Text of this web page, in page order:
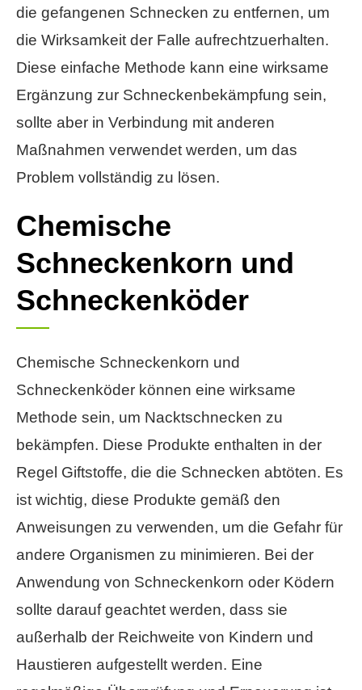
die gefangenen Schnecken zu entfernen, um
die Wirksamkeit der Falle aufrechtzuerhalten.
Diese einfache Methode kann eine wirksame
Ergänzung zur Schneckenbekämpfung sein,
sollte aber in Verbindung mit anderen
Maßnahmen verwendet werden, um das
Problem vollständig zu lösen.
Chemische
Schneckenkorn und
Schneckenköder
Chemische Schneckenkorn und
Schneckenköder können eine wirksame
Methode sein, um Nacktschnecken zu
bekämpfen. Diese Produkte enthalten in der
Regel Giftstoffe, die die Schnecken abtöten. Es
ist wichtig, diese Produkte gemäß den
Anweisungen zu verwenden, um die Gefahr für
andere Organismen zu minimieren. Bei der
Anwendung von Schneckenkorn oder Ködern
sollte darauf geachtet werden, dass sie
außerhalb der Reichweite von Kindern und
Haustieren aufgestellt werden. Eine